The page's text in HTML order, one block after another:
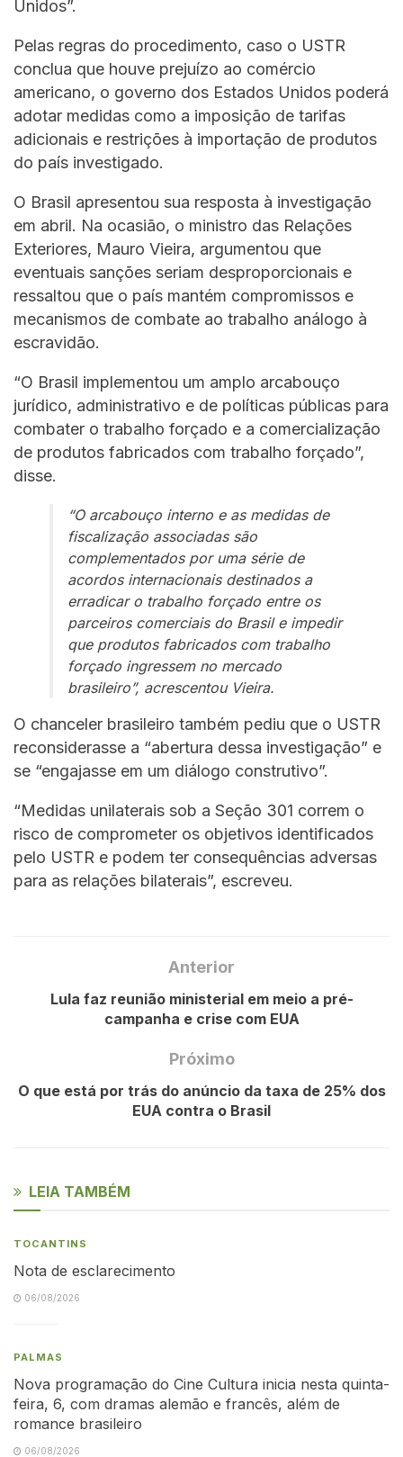
Unidos”.
Pelas regras do procedimento, caso o USTR
conclua que houve prejuízo ao comércio
americano, o governo dos Estados Unidos poderá
adotar medidas como a imposição de tarifas
adicionais e restrições à importação de produtos
do país investigado.
O Brasil apresentou sua resposta à investigação
em abril. Na ocasião, o ministro das Relações
Exteriores, Mauro Vieira, argumentou que
eventuais sanções seriam desproporcionais e
ressaltou que o país mantém compromissos e
mecanismos de combate ao trabalho análogo à
escravidão.
“O Brasil implementou um amplo arcabouço
jurídico, administrativo e de políticas públicas para
combater o trabalho forçado e a comercialização
de produtos fabricados com trabalho forçado”,
disse.
“O arcabouço interno e as medidas de
fiscalização associadas são
complementados por uma série de
acordos internacionais destinados a
erradicar o trabalho forçado entre os
parceiros comerciais do Brasil e impedir
que produtos fabricados com trabalho
forçado ingressem no mercado
brasileiro”, acrescentou Vieira.
O chanceler brasileiro também pediu que o USTR
reconsiderasse a “abertura dessa investigação” e
se “engajasse em um diálogo construtivo”.
“Medidas unilaterais sob a Seção 301 correm o
risco de comprometer os objetivos identificados
pelo USTR e podem ter consequências adversas
para as relações bilaterais”, escreveu.
Anterior
Lula faz reunião ministerial em meio a pré-
campanha e crise com EUA
Próximo
O que está por trás do anúncio da taxa de 25% dos
EUA contra o Brasil
LEIA TAMBÉM
TOCANTINS
Nota de esclarecimento
06/08/2026
PALMAS
Nova programação do Cine Cultura inicia nesta quinta-
feira, 6, com dramas alemão e francês, além de
romance brasileiro
06/08/2026